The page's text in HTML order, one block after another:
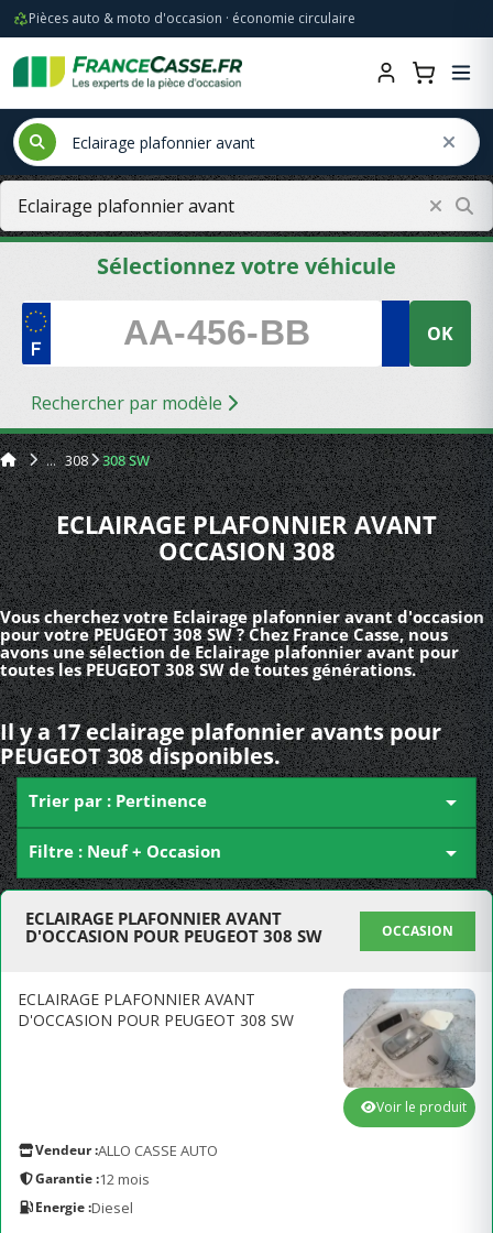
Pièces auto & moto d'occasion · économie circulaire
Sélectionnez votre véhicule
OK
Rechercher par modèle
308 308 SW
ECLAIRAGE PLAFONNIER AVANT
OCCASION 308
Vous cherchez votre Eclairage plafonnier avant d'occasion
pour votre PEUGEOT 308 SW ? Chez France Casse, nous
avons une sélection de Eclairage plafonnier avant pour
toutes les PEUGEOT 308 SW de toutes générations.
Il y a 17 eclairage plafonnier avants pour
PEUGEOT 308 disponibles.
Trier par : Pertinence 
Filtre : Neuf + Occasion 
ECLAIRAGE PLAFONNIER AVANT
D'OCCASION POUR PEUGEOT 308 SW
OCCASION
ECLAIRAGE PLAFONNIER AVANT
D'OCCASION POUR PEUGEOT 308 SW
Vendeur :ALLO CASSE AUTO
Garantie :12 mois
Energie :Diesel
Voir le produit